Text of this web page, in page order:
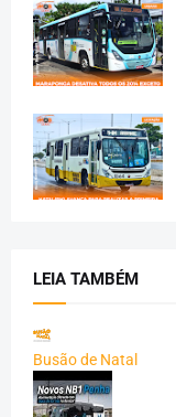
LEIA TAMBÉM
Busão de Natal